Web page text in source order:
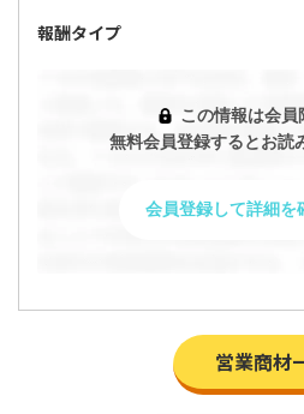
報酬タイプ
この情報は会員
無料会員登録するとお読
会員登録して詳細を
営業商材